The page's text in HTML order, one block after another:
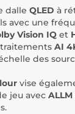
dalle QLED à
avec une
Vision IQ et
AI
des
vise
jeu avec ALLM